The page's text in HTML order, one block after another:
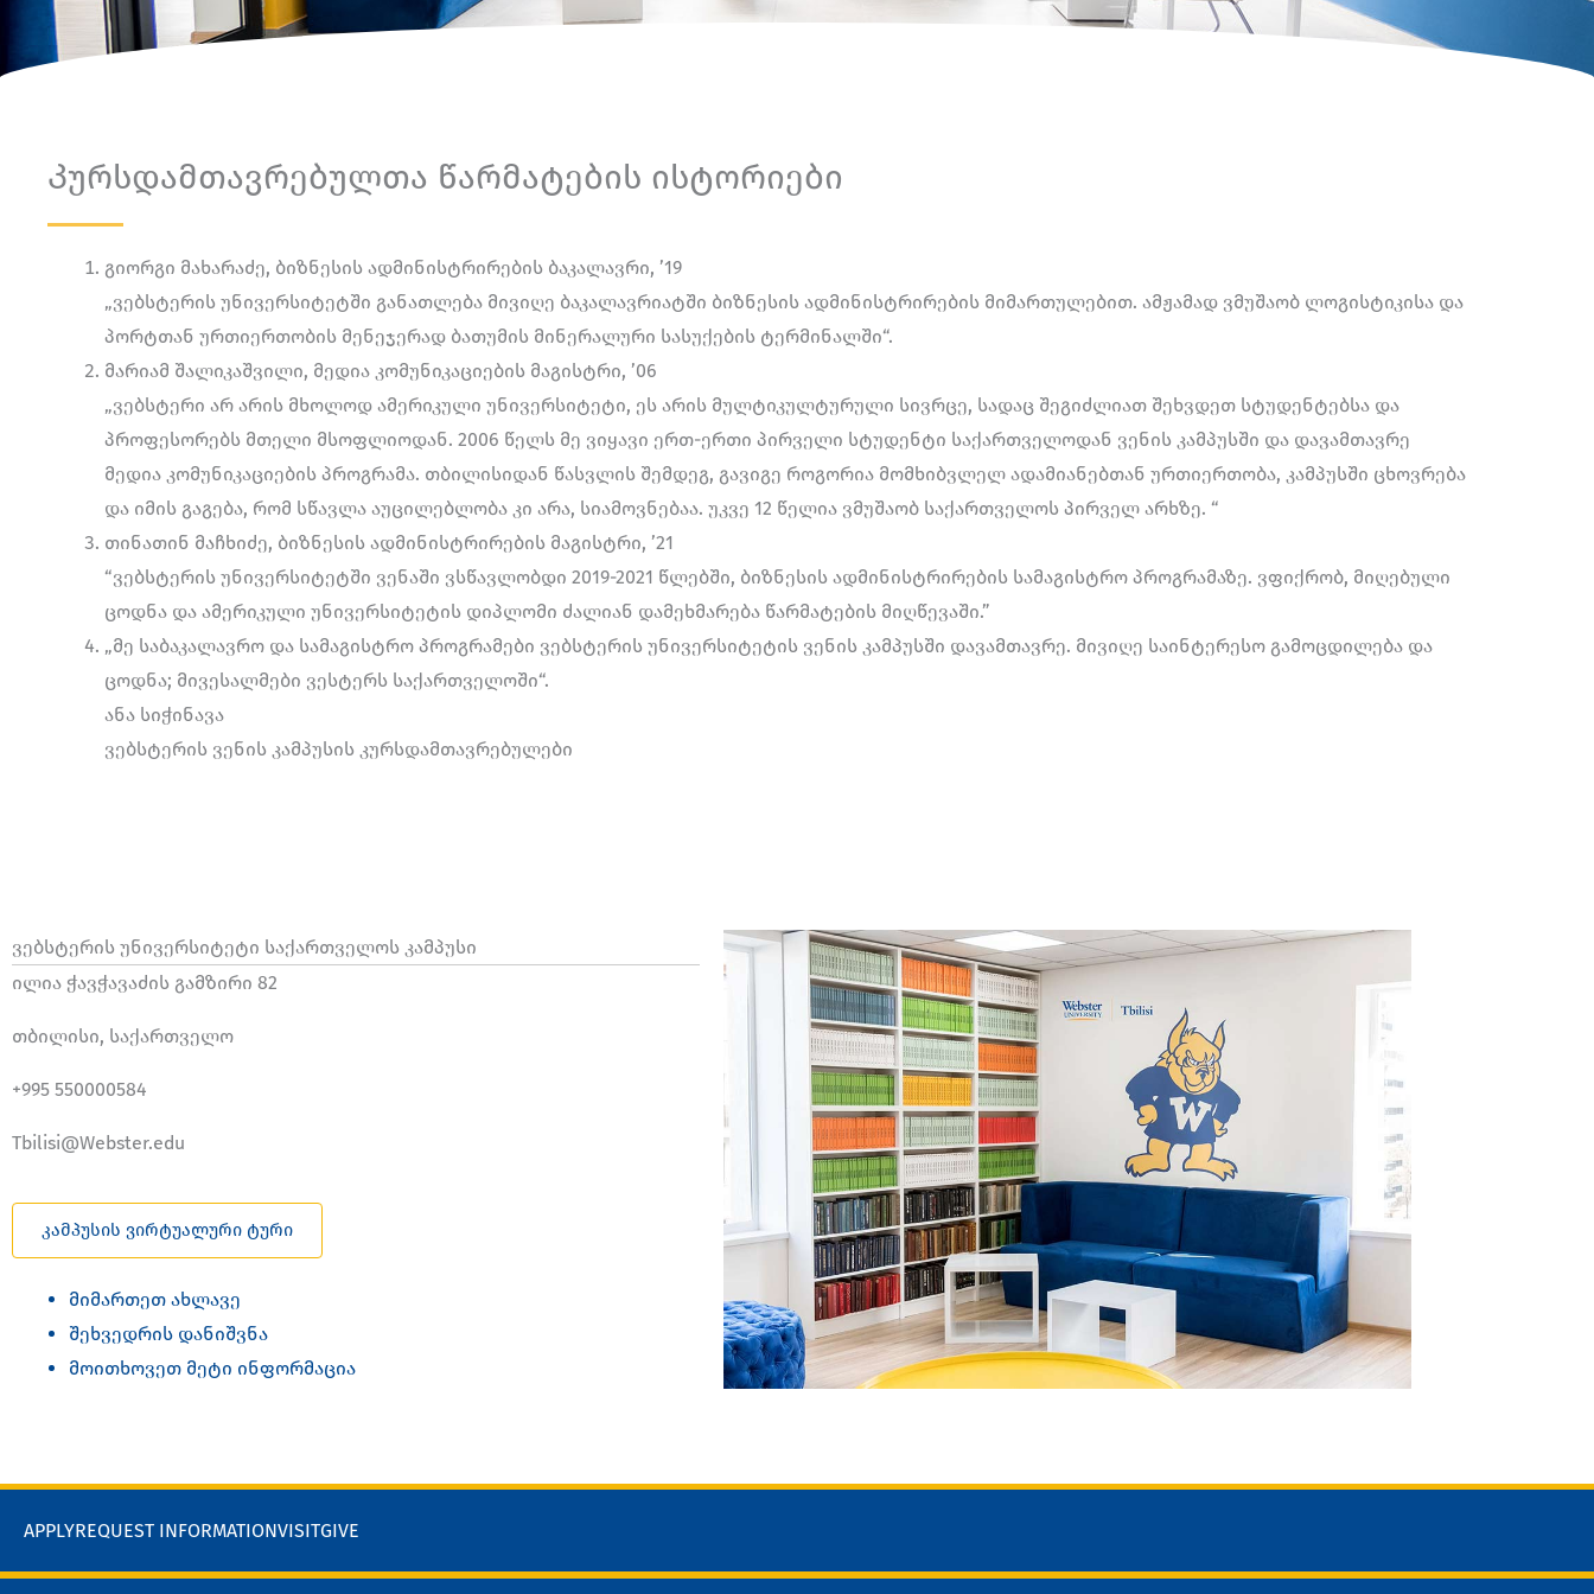
Კურსდამთავრებულთა წარმატების ისტორიები
გიორგი მახარაძე, ბიზნესის ადმინისტრირების ბაკალავრი, ’19
„ვებსტერის უნივერსიტეტში განათლება მივიღე ბაკალავრიატში ბიზნესის ადმინისტრირების მიმართულებით. ამჟამად ვმუშაობ ლოგისტიკისა და
პორტთან ურთიერთობის მენეჯერად ბათუმის მინერალური სასუქების ტერმინალში“.
მარიამ შალიკაშვილი, მედია კომუნიკაციების მაგისტრი, ’06
„ვებსტერი არ არის მხოლოდ ამერიკული უნივერსიტეტი, ეს არის მულტიკულტურული სივრცე, სადაც შეგიძლიათ შეხვდეთ სტუდენტებსა და
პროფესორებს მთელი მსოფლიოდან. 2006 წელს მე ვიყავი ერთ-ერთი პირველი სტუდენტი საქართველოდან ვენის კამპუსში და დავამთავრე
მედია კომუნიკაციების პროგრამა. თბილისიდან წასვლის შემდეგ, გავიგე როგორია მომხიბვლელ ადამიანებთან ურთიერთობა, კამპუსში ცხოვრება
და იმის გაგება, რომ სწავლა აუცილებლობა კი არა, სიამოვნებაა. უკვე 12 წელია ვმუშაობ საქართველოს პირველ არხზე. “
თინათინ მაჩხიძე, ბიზნესის ადმინისტრირების მაგისტრი, ’21
“ვებსტერის უნივერსიტეტში ვენაში ვსწავლობდი 2019-2021 წლებში, ბიზნესის ადმინისტრირების სამაგისტრო პროგრამაზე. ვფიქრობ, მიღებული
ცოდნა და ამერიკული უნივერსიტეტის დიპლომი ძალიან დამეხმარება წარმატების მიღწევაში.”
„მე საბაკალავრო და სამაგისტრო პროგრამები ვებსტერის უნივერსიტეტის ვენის კამპუსში დავამთავრე. მივიღე საინტერესო გამოცდილება და
ცოდნა; მივესალმები ვესტერს საქართველოში“.
ანა სიჭინავა
ვებსტერის ვენის კამპუსის კურსდამთავრებულები
ვებსტერის უნივერსიტეტი საქართველოს კამპუსი
ილია ჭავჭავაძის გამზირი 82
თბილისი, საქართველო
+995 550000584
Tbilisi@Webster.edu
კამპუსის ვირტუალური ტური
მიმართეთ ახლავე
შეხვედრის დანიშვნა
მოითხოვეთ მეტი ინფორმაცია
APPLYREQUEST INFORMATIONVISITGIVE